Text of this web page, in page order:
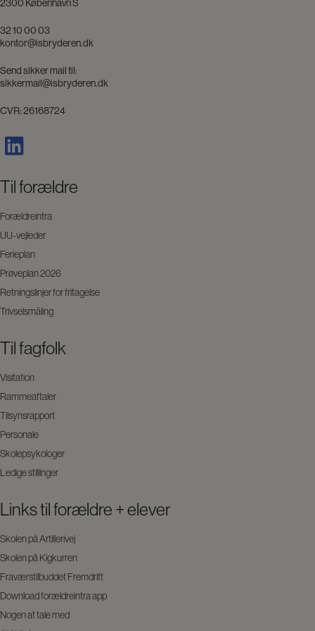
2300 København S
32 10 00 03
kontor@isbryderen.dk
Send sikker mail til:
sikkermail@isbryderen.dk
CVR: 26168724
Til forældre
Forældreintra
UU-vejleder
Ferieplan
Prøveplan 2026
Retningslinjer for fritagelse
Trivselsmåling
Til fagfolk
Visitation
Rammeaftaler
Tilsynsrapport
Personale
Skolepsykologer
Ledige stillinger
Links til forældre + elever
Skolen på Artillerivej
Skolen på Kigkurren
Fraværstilbuddet Fremdrift
Download forældreintra app
Nogen at tale med